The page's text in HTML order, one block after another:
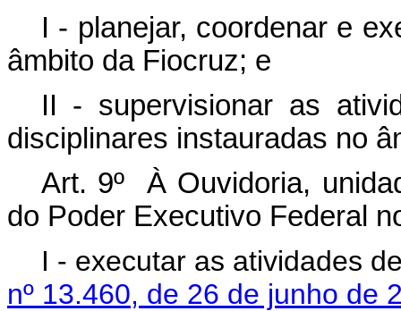
I - planejar, coordenar e
âmbito da Fiocruz; e
II - supervisionar as
disciplinares instauradas no
Art. 9º À Ouvidoria,
do Poder Executivo Federal
I - executar as atividades
nº 13.460, de 26 de junho de